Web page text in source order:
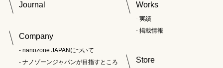
Journal
Company
nanozone JAPANについて
ナノゾーンジャパンが目指すところ
Works
実績
掲載情報
Store